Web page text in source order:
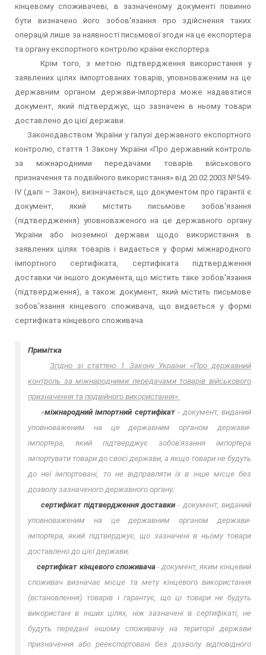
кінцевому споживачеві, в зазначеному документі повинно
бути визначено його зобов'язання про здійснення таких
операцій лише за наявності письмової згоди на це експортера
та органу експортного контролю країни експортера.
Крім того, з метою підтвердження використання у
заявлених цілях імпортованих товарів, уповноваженим на це
державним органом держави-імпортера може надаватися
документ, який підтверджує, що зазначені в ньому товари
доставлено до цієї держави.
Законодавством України у галузі державного експортного
контролю, стаття 1 Закону України «Про державний контроль
за міжнародними передачами товарів військового
призначення та подвійного використання» від 20.02.2003 №549-
IV (далі – Закон), визначається, що документом про гарантії є
документ, який містить письмове зобов'язання
(підтвердження) уповноваженого на це державного органу
України або іноземної держави щодо використання в
заявлених цілях товарів і видається у формі міжнародного
імпортного сертифіката, сертифіката підтвердження
доставки чи іншого документа, що містить таке зобов'язання
(підтвердження), а також документ, який містить письмове
зобов'язання кінцевого споживача, що видається у формі
сертифіката кінцевого споживача.
Примітка
Згідно зі статтею 1 Закону України «Про державний
контроль за міжнародними передачами товарів військового
призначення та подвійного використання»:
«міжнародний імпортний сертифікат- документ, виданий
уповноваженим на це державним органом держави-
імпортера, який підтверджує зобов'язання імпортера
імпортувати товари до своєїдержави, а якщо товари не будуть
до неї імпортовані, то не відправляти їх в інше місце без
дозволу зазначеного державного органу;
сертифікат підтвердження доставки - документ, виданий
уповноваженим на це державним органом держави-
імпортера, який підтверджує, що зазначені в ньому товари
доставлено до цієїдержави;
сертифікат кінцевого споживача- документ, яким кінцевий
споживач визначає місце та мету кінцевого використання
(встановлення) товарів і гарантує, що ці товари не будуть
використані в інших цілях, ніж зазначені в сертифікаті, не
будутьпередані іншому споживачу на території держави
призначення або реекспортовані без дозволу відповідного